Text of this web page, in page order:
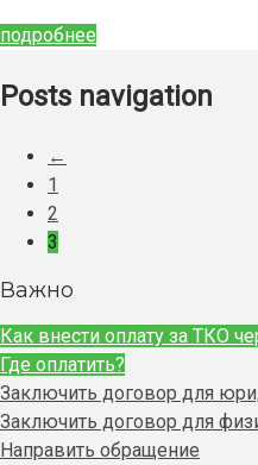
подробнее
Posts navigation
←
1
2
3
Важно
Как внести оплату за ТКО
Где оплатить?
Заключить договор для
Заключить договор для
Направить обращение